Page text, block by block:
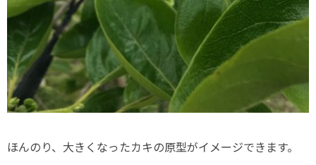
ほんのり、大きくなったカキの原型がイメージできます。